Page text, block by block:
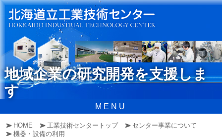
地域企業の研究開発を支援しま
す
MENU
HOME 工業技術センタートップ
センター事業について
機器・設備の利用